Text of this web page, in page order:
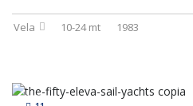
Vela 10-24 mt 1983